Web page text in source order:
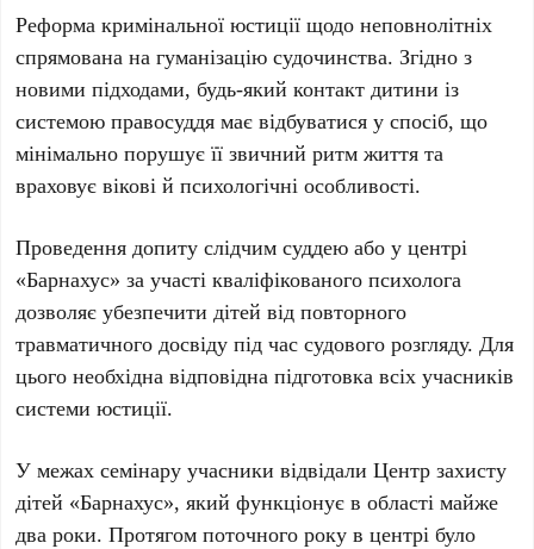
Реформа кримінальної юстиції щодо неповнолітніх
спрямована на гуманізацію судочинства. Згідно з
новими підходами, будь-який контакт дитини із
системою правосуддя має відбуватися у спосіб, що
мінімально порушує її звичний ритм життя та
враховує вікові й психологічні особливості.
Проведення допиту слідчим суддею або у центрі
«Барнахус» за участі кваліфікованого психолога
дозволяє убезпечити дітей від повторного
травматичного досвіду під час судового розгляду. Для
цього необхідна відповідна підготовка всіх учасників
системи юстиції.
У межах семінару учасники відвідали Центр захисту
дітей «Барнахус», який функціонує в області майже
два роки. Протягом поточного року в центрі було